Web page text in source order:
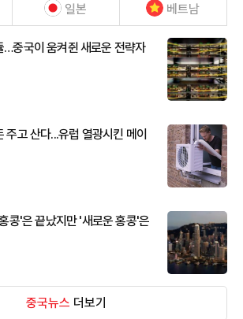
일본 베트남
…중국이 움켜쥔 새로운 전략자
주고 산다...유럽 열광시킨 메이
콩'은 끝났지만 '새로운 홍콩'은
중국뉴스 더보기